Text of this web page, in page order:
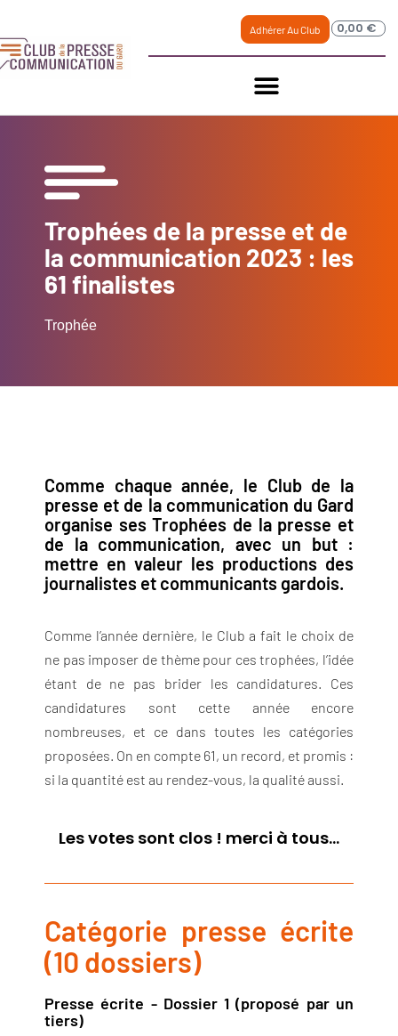
Adhérer Au Club 0,00 €
Trophées de la presse et de
la communication 2023 : les
61 finalistes
Trophée
Comme chaque année, le Club de la
presse et de la communication du Gard
organise ses Trophées de la presse et
de la communication, avec un but :
mettre en valeur les productions des
journalistes et communicants gardois.
Comme l’année dernière, le Club a fait le choix de
ne pas imposer de thème pour ces trophées, l’idée
étant de ne pas brider les candidatures. Ces
candidatures sont cette année encore
nombreuses, et ce dans toutes les catégories
proposées. On en compte 61, un record, et promis :
si la quantité est au rendez-vous, la qualité aussi.
Les votes sont clos ! merci à tous...
Catégorie presse écrite
(10 dossiers)
Presse écrite - Dossier 1 (proposé par un
tiers)